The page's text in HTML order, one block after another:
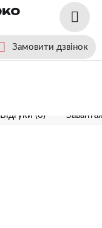
Замовити дзвінок
Відгуки (0)